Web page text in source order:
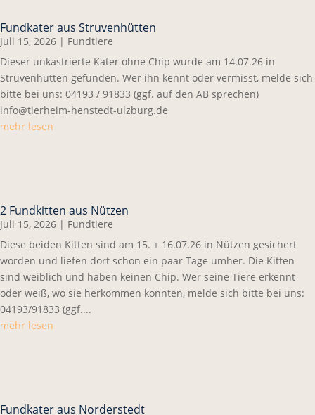
Fundkater aus Struvenhütten
Juli 15, 2026 | Fundtiere
Dieser unkastrierte Kater ohne Chip wurde am 14.07.26 in
Struvenhütten gefunden. Wer ihn kennt oder vermisst, melde sich
bitte bei uns: 04193 / 91833 (ggf. auf den AB sprechen)
info@tierheim-henstedt-ulzburg.de
mehr lesen
2 Fundkitten aus Nützen
Juli 15, 2026 | Fundtiere
Diese beiden Kitten sind am 15. + 16.07.26 in Nützen gesichert
worden und liefen dort schon ein paar Tage umher. Die Kitten
sind weiblich und haben keinen Chip. Wer seine Tiere erkennt
oder weiß, wo sie herkommen könnten, melde sich bitte bei uns:
04193/91833 (ggf....
mehr lesen
Fundkater aus Norderstedt